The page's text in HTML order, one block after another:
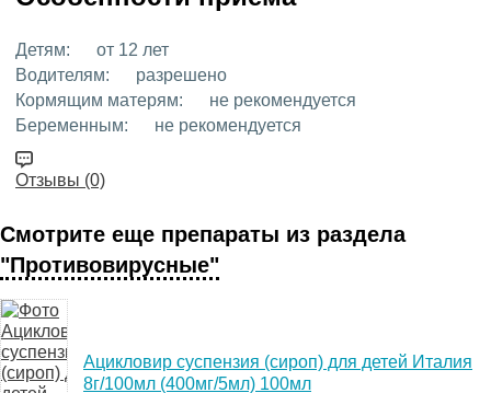
Детям:
от 12 лет
Водителям:
разрешено
Кормящим матерям:
не рекомендуется
Беременным:
не рекомендуется
Отзывы (0)
Смотрите еще препараты из раздела
"Противовирусные"
Ацикловир суспензия (сироп) для детей Италия
8г/100мл (400мг/5мл) 100мл